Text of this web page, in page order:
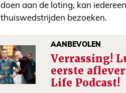
doen aan de loting, kan
thuiswedstrijden bezoeken.
AANBEVOLEN
Verrassing!
eerste
Life Podcast!